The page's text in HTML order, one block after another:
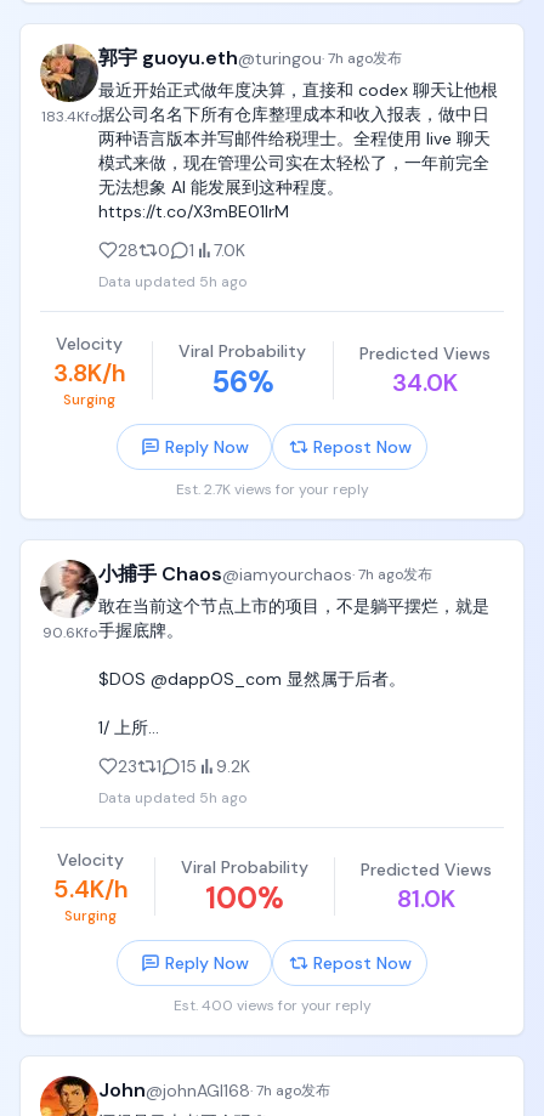
183.4Kfo
郭宇 guoyu.eth@turingou·7h ago发布
最近开始正式做年度决算，直接和 codex 聊天让他根
据公司名名下所有仓库整理成本和收入报表，做中日
两种语言版本并写邮件给税理士。全程使用 live 聊天
模式来做，现在管理公司实在太轻松了，一年前完全
无法想象 AI 能发展到这种程度。
https://t.co/X3mBE01lrM
28
0 1 7.0K
Data updated 5h ago
Velocity
3.8K/h
Surging
Viral Probability
56%
Predicted Views
34.0K
Reply Now Repost Now
Est. 2.7K views for your reply
90.6Kfo
小捕手 Chaos@iamyourchaos·7h ago发布
敢在当前这个节点上市的项目，不是躺平摆烂，就是
手握底牌。
$DOS @dappOS_com 显然属于后者。
1/ 上所
OKX Boost + 币安——社区已经扒出来了。
这套配置基本拉满，没什么好挑的。
但 $DOS 手里还藏着一张牌：韩国交易所。
不论是 Kaito 的 Pre-TGE 榜单，还是韩国本土的第三
方排名，DAPPOS 都稳居前列。
强社区共识叠加 AI 赛道热度，是 $DOS 后续登陆韩所
的最大底气。
DAPPOS A 轮融资估值：3 亿美元
允定价。
23 1 15 9.2K
Data updated 5h ago
Velocity
5.4K/h
Surging
Viral Probability
100%
Predicted Views
81.0K
Reply Now Repost Now
Est. 400 views for your reply
John@johnAGI168·7h ago发布